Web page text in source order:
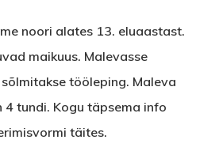
noori alates 13. eluaastast.
maikuus. Malevasse
tööleping. Maleva
tundi. Kogu täpsema info
täites.